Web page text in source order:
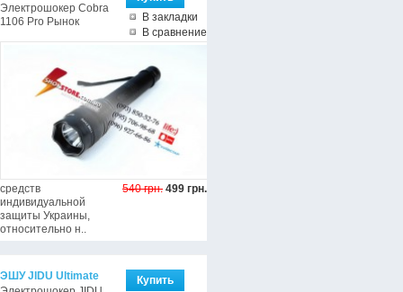
В закладки
В сравнение
540 грн. 499 грн.
Электрошокер Cobra
1106 Pro Рынок
средств
индивидуальной
защиты Украины,
относительно н..
ЭШУ JIDU Ultimate